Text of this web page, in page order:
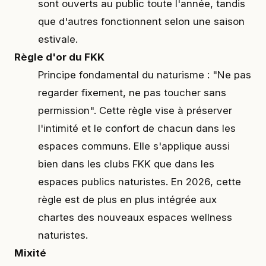
sont ouverts au public toute l'année, tandis
que d'autres fonctionnent selon une saison
estivale.
Règle d'or du FKK
Principe fondamental du naturisme : "Ne pas
regarder fixement, ne pas toucher sans
permission". Cette règle vise à préserver
l'intimité et le confort de chacun dans les
espaces communs. Elle s'applique aussi
bien dans les clubs FKK que dans les
espaces publics naturistes. En 2026, cette
règle est de plus en plus intégrée aux
chartes des nouveaux espaces wellness
naturistes.
Mixité